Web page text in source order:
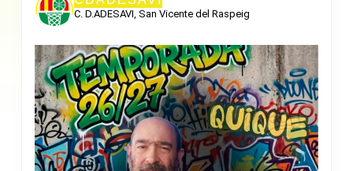
C. D.ADESAVI, San Vicente del Raspeig